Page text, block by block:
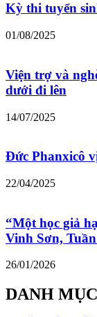
Kỳ thi tuyển
01/08/2025
Viện trợ và
dưới đi lên
14/07/2025
Đức Phanxicô
22/04/2025
“Một học giả
Vinh Sơn,
26/01/2026
DANH